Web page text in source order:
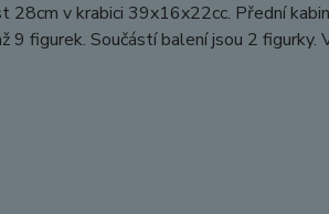
28cm v krabici 39x16x22cc. Přední
9 figurek. Součástí balení jsou 2